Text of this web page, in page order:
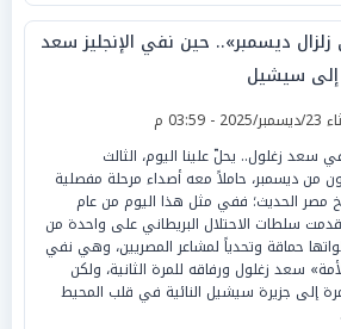
ديسمبر».. حين نفي الإنجليز سعد
إلى سيشيل
- 03:59 م
سعد زغلول.. يحلّ علينا اليوم، الثالث
من ديسمبر، حاملاً معه أصداء مرحلة مفصلية
مصر الحديث؛ ففي مثل هذا اليوم من عام
أقدمت سلطات الاحتلال البريطاني على واحدة من
حماقة وتحدياً لمشاعر المصريين، وهي نفي
سعد زغلول ورفاقه للمرة الثانية، ولكن
إلى جزيرة سيشيل النائية في قلب المحيط